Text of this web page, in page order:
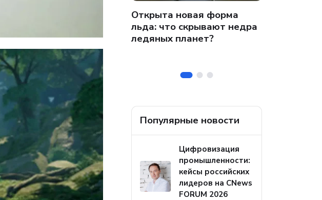
прокачал интернет на
всем пути от Минеральных
Вод до Кисловодска
Открыта новая форма
льда: что скрывают недра
ледяных планет?
Популярные новости
Цифровизация
промышленности:
кейсы российских
лидеров на CNews
FORUM 2026